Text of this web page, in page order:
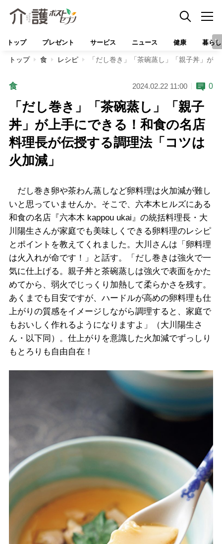
トップ プレゼント サービス ニュース 健康 暮らし
トップ 食 レシピ 「だし巻き」「茶碗蒸し」「親子丼」が
食 2024.02.22 11:00 0
「だし巻き」「茶碗蒸し」「親子
丼」が上手にできる！和食の名店
料理長が伝授する調理法「コツは
火加減」
だし巻き卵や茶わん蒸しなど卵料理は火加減が難し
いと思っていませんか。そこで、六本木ヒルズにある
和食の名店『六本木 kappou ukai』の統括料理長・大
川陽生さんが家庭でも美味しくできる卵料理のレシピ
とポイントを教えてくれました。大川さんは「卵料理
は火入れが命です！」と話す。「だし巻きは強火で一
気に仕上げる。親子丼と茶碗蒸しは強火で表面をかた
めてから、弱火でじっくり加熱して柔らかさを残す。
あくまでも目安ですが、ハードルが高めの卵料理も仕
上がりの質感をイメージしながら調理すると、家庭で
もおいしく作れるようになりますよ」（大川陽生さ
ん・以下同）。仕上がりを意識した火加減でずっしり
もとろりも自由自在！